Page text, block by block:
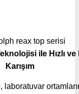
ile Hızlı
Karışım
laboratuvar